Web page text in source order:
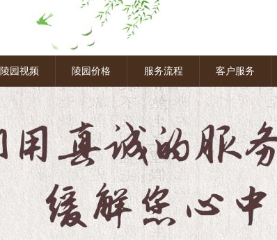
陵园视频 陵园价格 服务流程 客户服务